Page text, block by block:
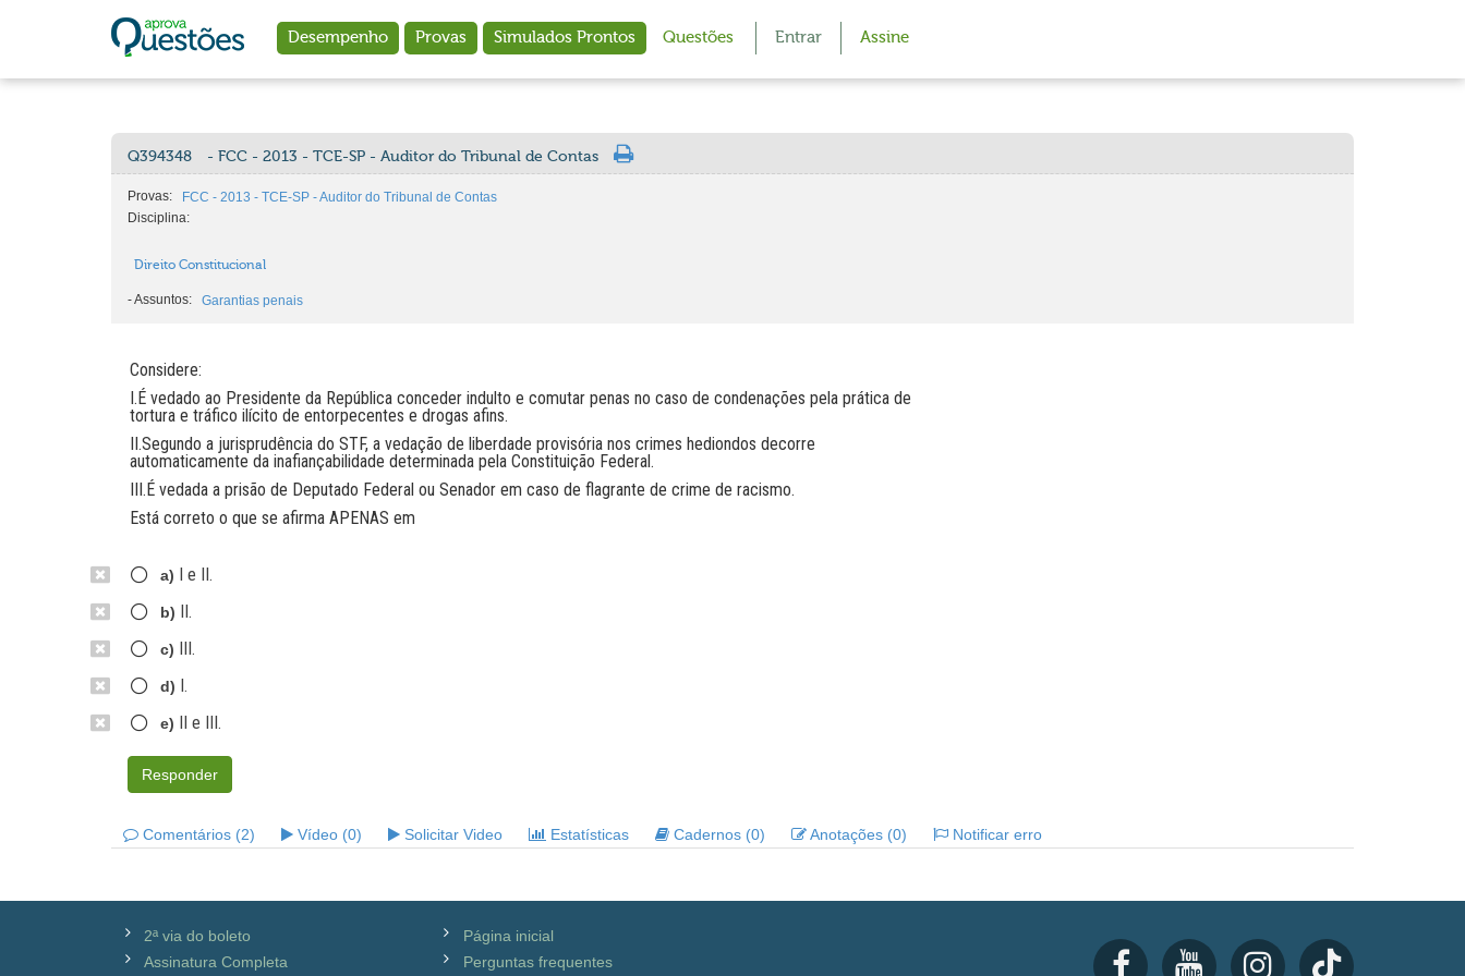
Desempenho Provas Simulados Prontos Questões Entrar Assine
Q394348 - FCC - 2013 - TCE-SP - Auditor do Tribunal de Contas
Provas:
FCC - 2013 - TCE-SP - Auditor do Tribunal de Contas
Disciplina:
Direito Constitucional
-Assuntos: Garantias penais
Considere:
I.É vedado ao Presidente da República conceder indulto e comutar penas no caso de condenações pela prática de
tortura e tráfico ilícito de entorpecentes e drogas afins.
II.Segundo a jurisprudência do STF, a vedação de liberdade provisória nos crimes hediondos decorre
automaticamente da inafiançabilidade determinada pela Constituição Federal.
III.É vedada a prisão de Deputado Federal ou Senador em caso de flagrante de crime de racismo.
Está correto o que se afirma APENAS em
a) I e II.
b) II.
c) III.
d) I.
e) II e III.
Responder
Comentários (2) Vídeo (0) Solicitar Video Estatísticas Cadernos (0) Anotações (0) Notificar erro
2ª via do boleto
Assinatura Completa
Página inicial
Perguntas frequentes